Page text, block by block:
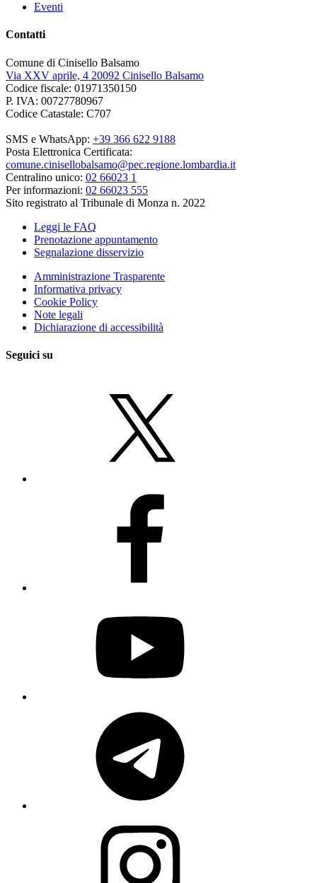
Eventi
Contatti
Comune di Cinisello Balsamo
Via XXV aprile, 4 20092 Cinisello Balsamo
Codice fiscale: 01971350150
P. IVA: 00727780967
Codice Catastale: C707
SMS e WhatsApp: +39 366 622 9188
Posta Elettronica Certificata:
comune.cinisellobalsamo@pec.regione.lombardia.it
Centralino unico: 02 66023 1
Per informazioni: 02 66023 555
Sito registrato al Tribunale di Monza n. 2022
Leggi le FAQ
Prenotazione appuntamento
Segnalazione disservizio
Amministrazione Trasparente
Informativa privacy
Cookie Policy
Note legali
Dichiarazione di accessibilità
Seguici su